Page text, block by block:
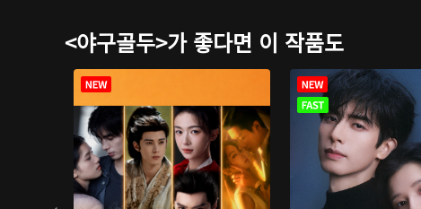
<야구골두>가 좋다면 이 작품도